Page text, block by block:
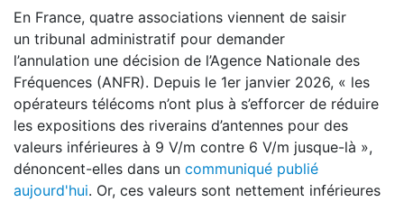
En France, quatre associations viennent de saisir
un tribunal administratif pour demander
l’annulation une décision de l’Agence Nationale des
Fréquences (ANFR). Depuis le 1er janvier 2026, « les
opérateurs télécoms n’ont plus à s’efforcer de réduire
les expositions des riverains d’antennes pour des
valeurs inférieures à 9 V/m contre 6 V/m jusque-là »,
dénoncent-elles dans un communiqué publié
aujourd'hui. Or, ces valeurs sont nettement inférieures